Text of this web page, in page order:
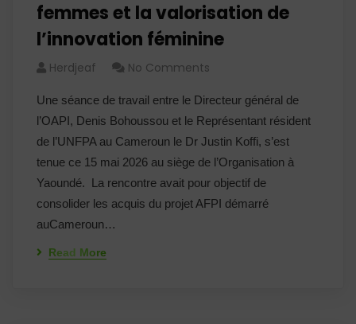
femmes et la valorisation de
l’innovation féminine
Herdjeaf No Comments
Une séance de travail entre le Directeur général de
l’OAPI, Denis Bohoussou et le Représentant résident
de l’UNFPA au Cameroun le Dr Justin Koffi, s’est
tenue ce 15 mai 2026 au siège de l’Organisation à
Yaoundé. La rencontre avait pour objectif de
consolider les acquis du projet AFPI démarré
auCameroun…
Read More